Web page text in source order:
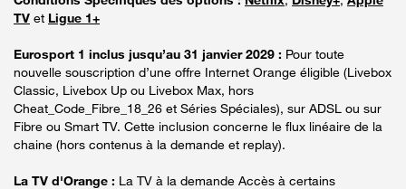
TV et Ligue 1+
Eurosport 1 inclus jusqu’au 31 janvier 2029 : Pour toute
nouvelle souscription d’une offre Internet Orange éligible (Livebox
Classic, Livebox Up ou Livebox Max, hors
Cheat_Code_Fibre_18_26 et Séries Spéciales), sur ADSL ou sur
Fibre ou Smart TV. Cette inclusion concerne le flux linéaire de la
chaine (hors contenus à la demande et replay).
La TV d'Orange : La TV à la demande Accès à certains